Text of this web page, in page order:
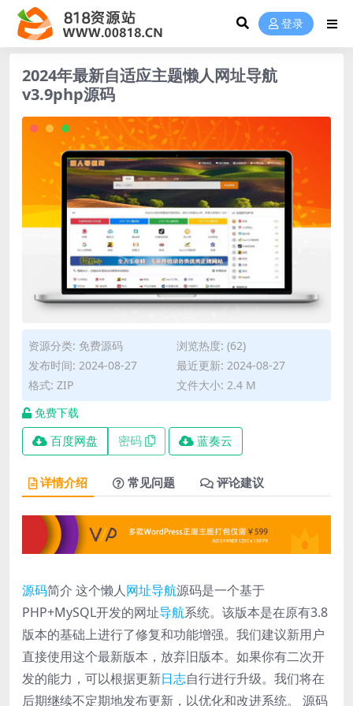
登录
2024年最新自适应主题懒人网址导航
v3.9php源码
资源分类: 免费源码
浏览热度: (62)
发布时间: 2024-08-27
最近更新: 2024-08-27
格式: ZIP
文件大小: 2.4 M
免费下载
百度网盘 密码 蓝奏云
详情介绍 常见问题 评论建议
源码简介 这个懒人网址导航源码是一个基于
PHP+MySQL开发的网址导航系统。该版本是在原有3.8
版本的基础上进行了修复和功能增强。我们建议新用户
直接使用这个最新版本，放弃旧版本。如果你有二次开
发的能力，可以根据更新日志自行进行升级。我们将在
后期继续不定期地发布更新，以优化和改进系统。 源码